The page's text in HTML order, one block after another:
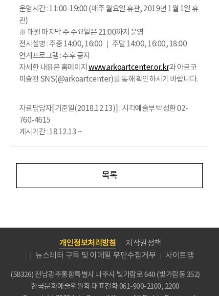
운영시간 : 11:00-19:00 (매주 월요일 휴관, 2019년 1월 1일 휴
관)
※ 매월 마지막 주 수요일은 21:00까지 운영
전시설명 : 주중 14:00, 16:00 ｜ 주말 14:00, 16:00, 18:00
연계프로그램 : 추후 공지
자세한 내용은 홈페이지 www.arkoartcenter.or.kr과 아르코
미술관 SNS(@arkoartcenter)를 통해 확인하시기 바랍니다.
자료담당자[기준일(2018.12.13)] : 시각예술부 박성환 02-
760-4615
게시기간 : 18.12.13 ~
목록
개인정보처리방침
저작권정책
뉴스레터 구독 및 이메일 무단수집거부
사이트맵
(58326) 전남광주통합특별시 나주시 빛가람로 640 (빛가람동 352)
한국문화예술위원회 대표전화 061-900-2100, 2200